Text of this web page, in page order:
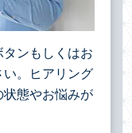
タンもしくはお
い。ヒアリング
状態やお悩みが